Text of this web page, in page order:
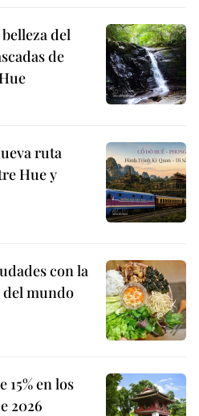
del
de
ruta
Hue y
con la
mundo
en los
2026